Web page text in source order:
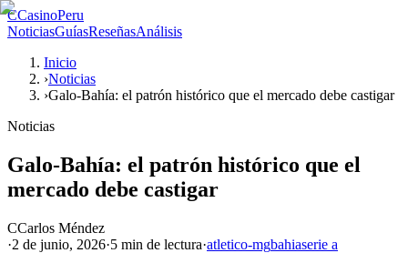
CCasinoPeru
NoticiasGuíasReseñasAnálisis
Inicio
›Noticias
›Galo-Bahía: el patrón histórico que el mercado debe castigar
Noticias
Galo-Bahía: el patrón histórico que el
mercado debe castigar
CCarlos Méndez
·2 de junio, 2026·5 min de lectura·atletico-mgbahiaserie a